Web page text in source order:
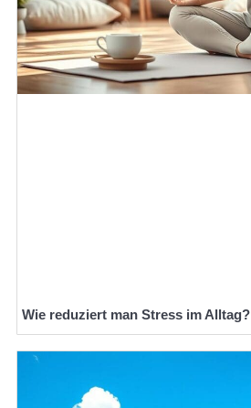
Wie reduziert man Stress im Alltag?